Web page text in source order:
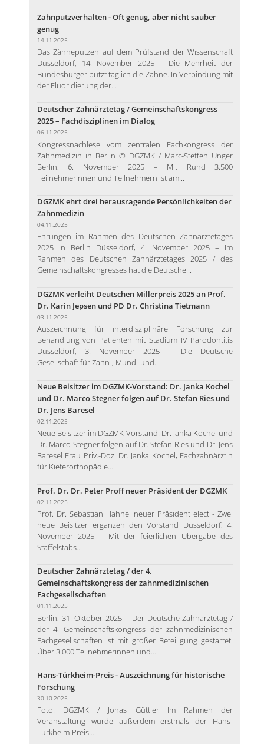
Zahnputzverhalten - Oft genug, aber nicht sauber
genug
14.11.2025
Das Zähneputzen auf dem Prüfstand der Wissenschaft
Düsseldorf, 14. November 2025 – Die Mehrheit der
Bundesbürger putzt täglich die Zähne. In Verbindung mit
der Fluoridierung der...
Deutscher Zahnärztetag / Gemeinschaftskongress
2025 – Fachdisziplinen im Dialog
06.11.2025
Kongressnachlese vom zentralen Fachkongress der
Zahnmedizin in Berlin © DGZMK / Marc-Steffen Unger
Berlin, 6. November 2025 – Mit Rund 3.500
Teilnehmerinnen und Teilnehmern ist am...
DGZMK ehrt drei herausragende Persönlichkeiten der
Zahnmedizin
04.11.2025
Ehrungen im Rahmen des Deutschen Zahnärztetages
2025 in Berlin Düsseldorf, 4. November 2025 – Im
Rahmen des Deutschen Zahnärztetages 2025 / des
Gemeinschaftskongresses hat die Deutsche...
DGZMK verleiht Deutschen Millerpreis 2025 an Prof.
Dr. Karin Jepsen und PD Dr. Christina Tietmann
03.11.2025
Auszeichnung für interdisziplinäre Forschung zur
Behandlung von Patienten mit Stadium IV Parodontitis
Düsseldorf, 3. November 2025 – Die Deutsche
Gesellschaft für Zahn-, Mund- und...
Neue Beisitzer im DGZMK-Vorstand: Dr. Janka Kochel
und Dr. Marco Stegner folgen auf Dr. Stefan Ries und
Dr. Jens Baresel
02.11.2025
Neue Beisitzer im DGZMK-Vorstand: Dr. Janka Kochel und
Dr. Marco Stegner folgen auf Dr. Stefan Ries und Dr. Jens
Baresel Frau Priv.-Doz. Dr. Janka Kochel, Fachzahnärztin
für Kieferorthopädie...
Prof. Dr. Dr. Peter Proff neuer Präsident der DGZMK
02.11.2025
Prof. Dr. Sebastian Hahnel neuer Präsident elect - Zwei
neue Beisitzer ergänzen den Vorstand Düsseldorf, 4.
November 2025 – Mit der feierlichen Übergabe des
Staffelstabs...
Deutscher Zahnärztetag / der 4.
Gemeinschaftskongress der zahnmedizinischen
Fachgesellschaften
01.11.2025
Berlin, 31. Oktober 2025 – Der Deutsche Zahnärztetag /
der 4. Gemeinschaftskongress der zahnmedizinischen
Fachgesellschaften ist mit großer Beteiligung gestartet.
Über 3.000 Teilnehmerinnen und...
Hans-Türkheim-Preis - Auszeichnung für historische
Forschung
30.10.2025
Foto: DGZMK / Jonas Güttler Im Rahmen der
Veranstaltung wurde außerdem erstmals der Hans-
Türkheim-Preis...